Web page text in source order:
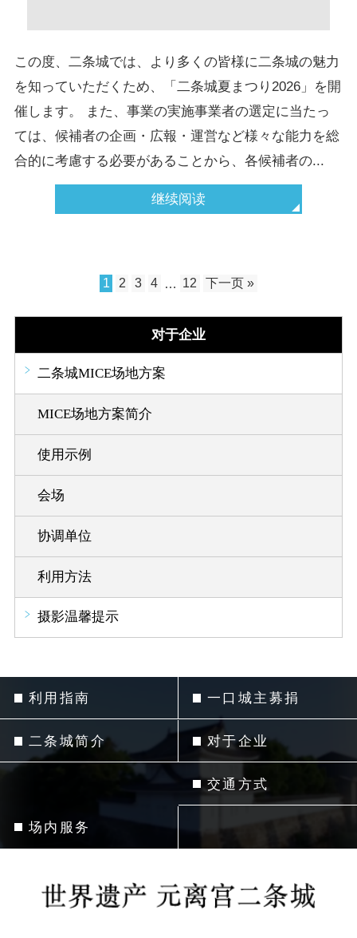
この度、二条城では、より多くの皆様に二条城の魅力
を知っていただくため、「二条城夏まつり2026」を開
催します。 また、事業の実施事業者の選定に当たっ
ては、候補者の企画・広報・運営など様々な能力を総
合的に考慮する必要があることから、各候補者の...
继续阅读
1 2 3 4 12 下一页 »
对于企业
二条城MICE场地方案
MICE场地方案简介
使用示例
会场
协调单位
利用方法
摄影温馨提示
利用指南
二条城简介
场内服务
一口城主募捐
对于企业
交通方式